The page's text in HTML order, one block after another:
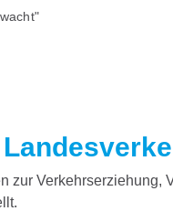
zur Verkehrserziehung,